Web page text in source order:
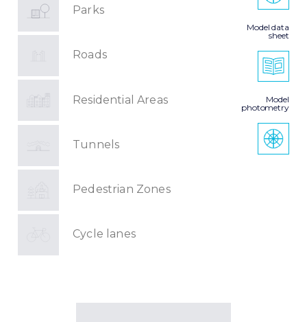
Parks
Roads
Residential Areas
Tunnels
Pedestrian Zones
Cycle lanes
Model data
sheet
Model
photometry